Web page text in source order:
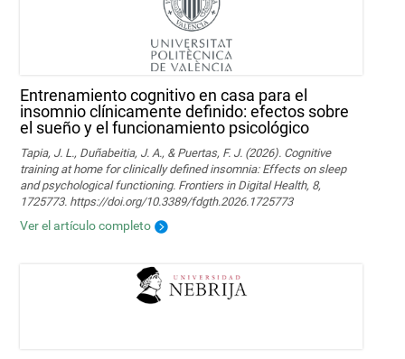
Entrenamiento cognitivo en casa para el
insomnio clínicamente definido: efectos sobre
el sueño y el funcionamiento psicológico
Tapia, J. L., Duñabeitia, J. A., & Puertas, F. J. (2026). Cognitive
training at home for clinically defined insomnia: Effects on sleep
and psychological functioning. Frontiers in Digital Health, 8,
1725773. https://doi.org/10.3389/fdgth.2026.1725773
Ver el artículo completo